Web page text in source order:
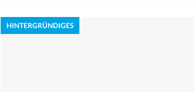
HINTERGRÜNDIGES